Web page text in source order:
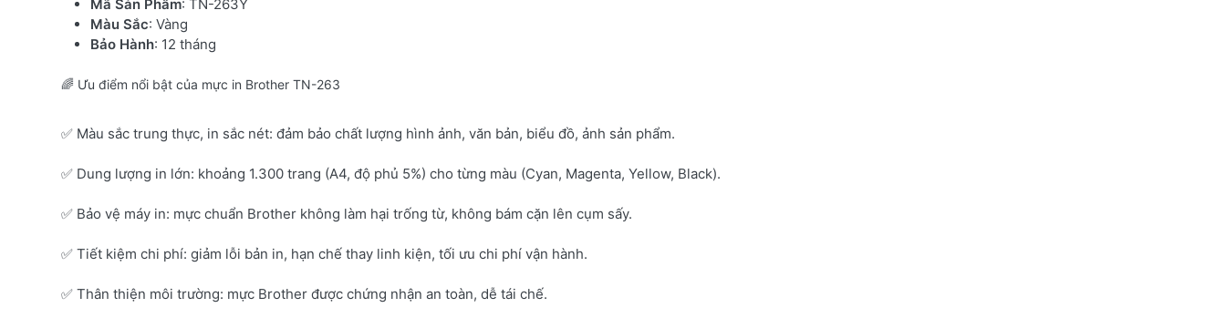
Mã Sản Phẩm: TN-263Y
Màu Sắc: Vàng
Bảo Hành: 12 tháng
🌈 Ưu điểm nổi bật của mực in Brother TN-263
✅ Màu sắc trung thực, in sắc nét: đảm bảo chất lượng hình ảnh, văn bản, biểu đồ, ảnh sản phẩm.
✅ Dung lượng in lớn: khoảng 1.300 trang (A4, độ phủ 5%) cho từng màu (Cyan, Magenta, Yellow, Black).
✅ Bảo vệ máy in: mực chuẩn Brother không làm hại trống từ, không bám cặn lên cụm sấy.
✅ Tiết kiệm chi phí: giảm lỗi bản in, hạn chế thay linh kiện, tối ưu chi phí vận hành.
✅ Thân thiện môi trường: mực Brother được chứng nhận an toàn, dễ tái chế.